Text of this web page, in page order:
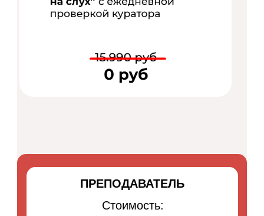
Стоимость:
ПРЕПОДАВАТЕЛЬ